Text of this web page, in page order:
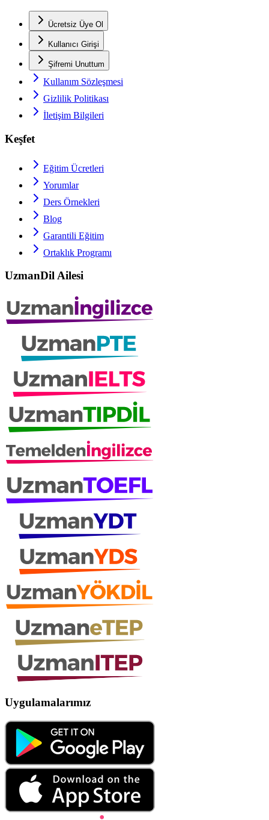
Ücretsiz Üye Ol
Kullanıcı Girişi
Şifremi Unuttum
Kullanım Sözleşmesi
Gizlilik Politikası
İletişim Bilgileri
Keşfet
Eğitim Ücretleri
Yorumlar
Ders Örnekleri
Blog
Garantili Eğitim
Ortaklık Programı
UzmanDil Ailesi
Uygulamalarımız